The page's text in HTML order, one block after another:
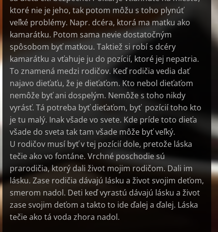
ktoré nie je jeho, tak potom môžu s toho plynúť
veľké problémy. Napr. dcéra, ktorá ma matku ako
kamarátku. Potom sama nevie dostatočným
spôsobom byť matkou. Taktiež si robí s dcéry
kamarátku a vťahuje ju do pozícií, ktoré jej nepatria.
To znamená medzi rodičov. Keď rodičia vedia dať
najavo dieťaťu, že je dieťaťom. Kto nebol dieťaťom
nemôže byť ani dospelým. Nemôže s toho nikdy
vyrásť. Tá potreba byť dieťaťom, byť pozícií toho kto
je tu malý. Inak všade vo svete. Kde príde toto dieťa
všade do sveta tak tam všade môže byť veľký.
U rodičov musí byť v tej pozícií dole, pretože láska
tečie ako vo fontáne. Vrchné poschodie sú
prarodičia, ktorý dali život mojim rodičom. Dali im
lásku. Zase rodičia dávajú lásku a život svojim deťom,
smerom nadol. Deti keď vyrastú dávajú lásku a život
zase svojim deťom a takto to ide ďalej a ďalej. Láska
tečie ako tá voda zhora nadol.